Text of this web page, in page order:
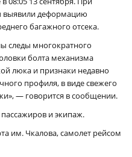
выявили деформацию
багажного отсека.
следы многократного
болта механизма
люка и признаки недавно
профиля, в виде свежего
— говорится в сообщении.
и экипаж.
им. Чкалова, самолет рейсом